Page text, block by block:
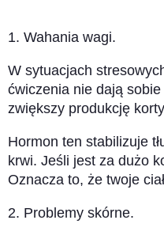
1. Wahania wagi.
W sytuacjach
ćwiczenia nie dają
zwiększy produkcję
Hormon ten stabilizuje
krwi. Jeśli jest za dużo
Oznacza to, że twoje
2. Problemy skórne.